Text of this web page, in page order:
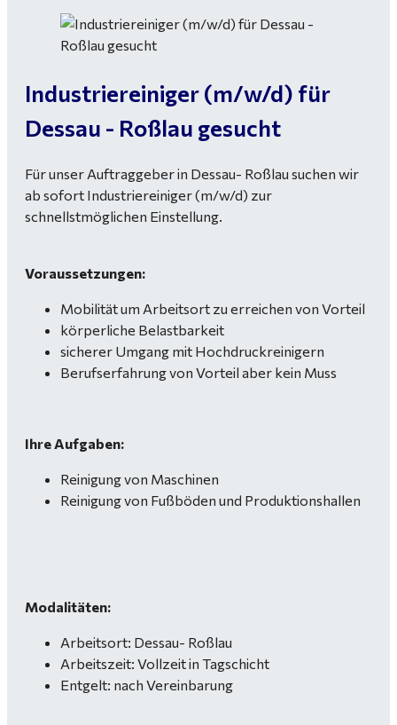
Industriereiniger (m/w/d) für
Dessau - Roßlau gesucht
Für unser Auftraggeber in Dessau- Roßlau suchen wir
ab sofort Industriereiniger (m/w/d) zur
schnellstmöglichen Einstellung.
Voraussetzungen:
Mobilität um Arbeitsort zu erreichen von Vorteil
körperliche Belastbarkeit
sicherer Umgang mit Hochdruckreinigern
Berufserfahrung von Vorteil aber kein Muss
Ihre Aufgaben:
Reinigung von Maschinen
Reinigung von Fußböden und Produktionshallen
Modalitäten:
Arbeitsort: Dessau- Roßlau
Arbeitszeit: Vollzeit in Tagschicht
Entgelt: nach Vereinbarung